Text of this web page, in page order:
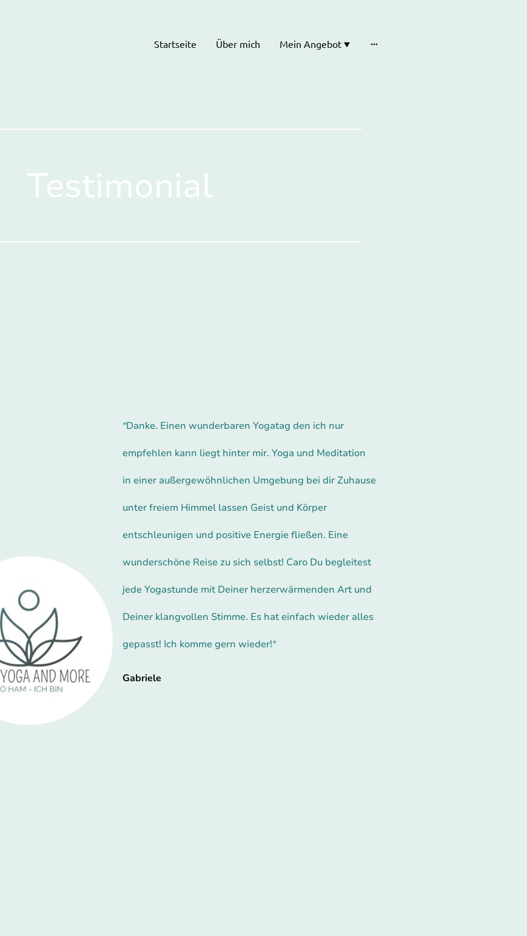
Startseite Über mich Mein Angebot
Testimonial
"Danke. Einen wunderbaren Yogatag den ich nur
empfehlen kann liegt hinter mir. Yoga und Meditation
in einer außergewöhnlichen Umgebung bei dir Zuhause
unter freiem Himmel lassen Geist und Körper
entschleunigen und positive Energie fließen. Eine
wunderschöne Reise zu sich selbst! Caro Du begleitest
jede Yogastunde mit Deiner herzerwärmenden Art und
Deiner klangvollen Stimme. Es hat einfach wieder alles
gepasst! Ich komme gern wieder!"
Gabriele